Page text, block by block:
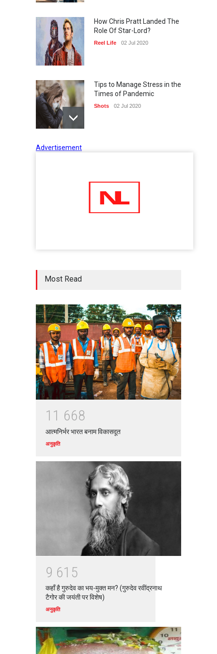
How Chris Pratt Landed The
Role Of Star-Lord?
Reel Life 02 Jul 2020
Tips to Manage Stress in the
Times of Pandemic
Shots 02 Jul 2020
Here is how Businesses Use
Top 5 Richest Writers in the
World: 2020
Branwyn 30 Jun 2020
Oh! BUT IT SHOULD NEVER
Branwyn
Advertisement
Most Read
1 1 668
आत्मनिर्भर भारत बनाम विकासदूत
अनुकृति
9 61 5
कहाँ है गुरुदेव का भय-मुक्त मन? (गुरुदेव रवींद्रनाथ
टैगोर की जयंती पर विशेष)
अनुकृति